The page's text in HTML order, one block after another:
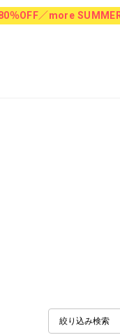
％OFF／more
絞り込み検索